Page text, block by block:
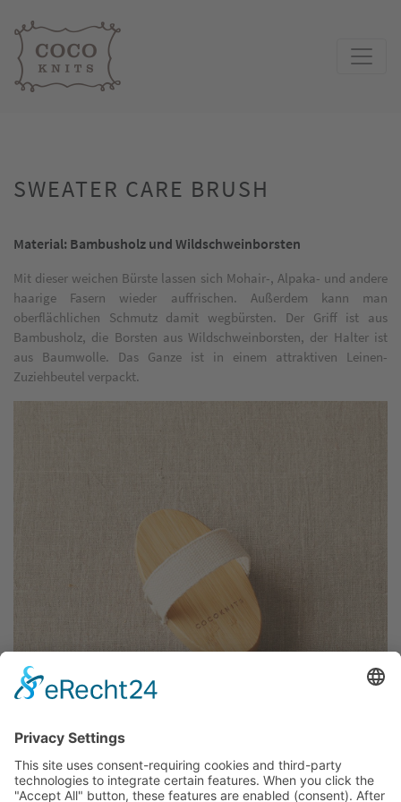
SWEATER CARE BRUSH
Material: Bambusholz und Wildschweinborsten
Mit dieser weichen Bürste lassen sich Mohair-, Alpaka- und andere
haarige Fasern wieder auffrischen. Außerdem kann man
oberflächlichen Schmutz damit wegbürsten. Der Griff ist aus
Bambusholz, die Borsten aus Wildschweinborsten, der Halter ist
aus Baumwolle. Das Ganze ist in einem attraktiven Leinen-
Zuziehbeutel verpackt.
scbrush